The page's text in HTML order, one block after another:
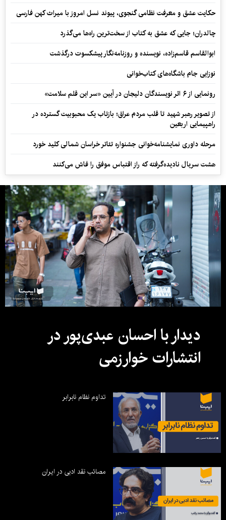
حکایت عشق و معرفت نظامی گنجوی، پیوند نسل امروز با میراث کهن فارسی
چالدران؛ جایی که عشق به کتاب از سخت‌ترین راه‌ها می‌گذرد
ابوالقاسم قاسم‌زاده، نویسنده و روزنامه‌نگار پیشکسوت درگذشت
نوزایی جام باشگاه‌های کتاب‌خوانی
رونمایی از ۶ اثر نویسندگان دلیجان در آیین «سر این قلم سلامت»
از تصویر رهبر شهید تا قلب مردم عراق؛ بازتاب یک محبوبیت گسترده در
راهپیمایی اربعین
مرحله داوری نمایشنامه‌خوانی جشنواره تئاتر خراسان شمالی کلید خورد
هشت سریال نادیده‌گرفته که راز اقتباس موفق را فاش می‌کنند
دیدار با احسان عبدی‌پور در
انتشارات خوارزمی
تداوم نظام نابرابر
مصائب نقد ادبی در ایران